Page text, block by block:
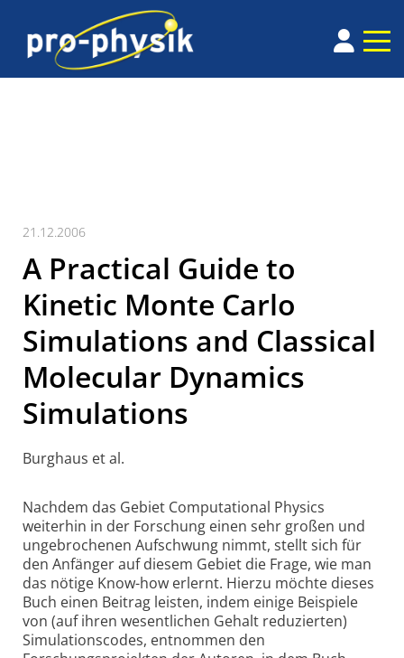
21.12.2006
A Practical Guide to
Kinetic Monte Carlo
Simulations and Classical
Molecular Dynamics
Simulations
Burghaus et al.
Nachdem das Gebiet Computational Physics
weiterhin in der Forschung einen sehr großen und
ungebrochenen Aufschwung nimmt, stellt sich für
den Anfänger auf diesem Gebiet die Frage, wie man
das nötige Know-how erlernt. Hierzu möchte dieses
Buch einen Beitrag leisten, indem einige Beispiele
von (auf ihren wesentlichen Gehalt reduzierten)
Simulationscodes, entnommen den